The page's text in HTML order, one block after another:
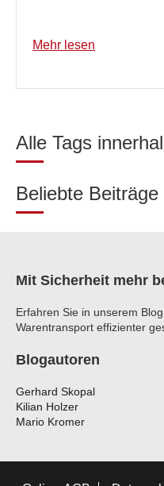
Mehr lesen
Alle Tags
Beliebte Beiträge
Mit Sicherheit mehr
Erfahren Sie in unserem
Warentransport effizienter
Blogautoren
Gerhard Skopal
Kilian Holzer
Mario Kromer